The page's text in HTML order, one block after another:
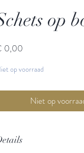
op
0,00
op voorraad